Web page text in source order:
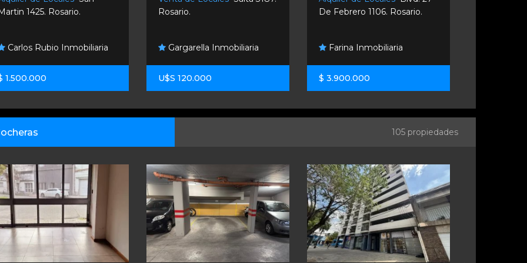
1425. Rosario.
Carlos Rubio Inmobiliaria
1.500.000
Rosario.
Gargarella Inmobiliaria
U$S 120.000
De Febrero 1106. Rosario.
Farina Inmobiliaria
$ 3.900.000
105 propiedades